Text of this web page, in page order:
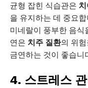
균형 잡힌 식습관은
을 유지하는 데 중요
미네랄이 풍부한 음식
연은 치주 질환의 위
금연하는 것이 좋습니
4. 스트레스